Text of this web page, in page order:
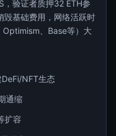
验证者质押32 ETH参
毁基础费用，网络活跃时
、Base等）大
NFT生态
通缩
扩容